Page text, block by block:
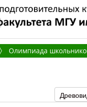
Олимпиада